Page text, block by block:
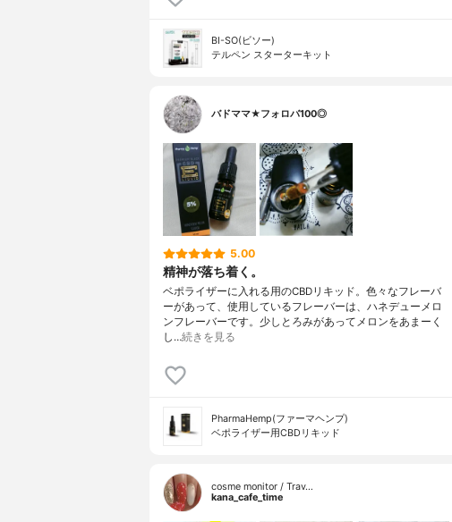
BI-SO(ビソー)
テルペン スターターキット
バドママ★フォロバ100◎
5.00
精神が落ち着く。
ベポライザーに入れる用のCBDリキッド。色々なフレーバ
ーがあって、使用しているフレーバーは、ハネデューメロ
ンフレーバーです。少しとろみがあってメロンをあまーく
し…続きを見る
PharmaHemp(ファーマヘンプ)
ベポライザー用CBDリキッド
cosme monitor / Trav…
kana_cafe_time